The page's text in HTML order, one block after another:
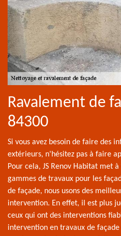
Ravalement de
84300
Si vous avez besoin de faire des
extérieurs, n'hésitez pas à faire
Pour cela, JS Renov Habitat met
gammes de travaux pour les
de façade, nous usons des
intervention. En effet, il est plus
ceux qui ont des interventions
intervention en travaux de